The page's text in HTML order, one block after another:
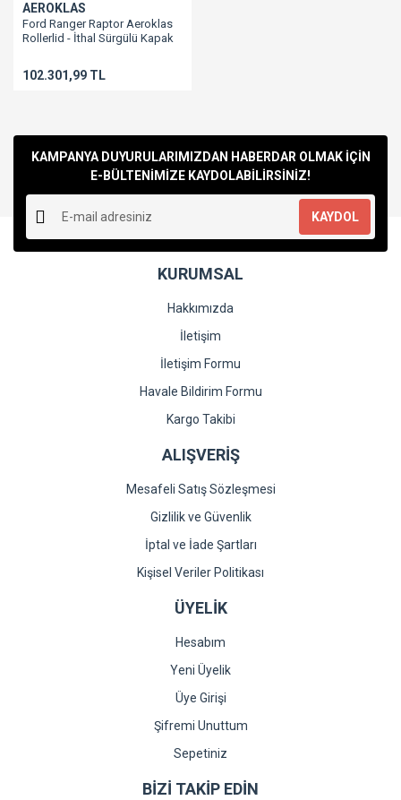
AEROKLAS
Ford Ranger Raptor Aeroklas
Rollerlid - İthal Sürgülü Kapak
102.301,99 TL
KAMPANYA DUYURULARIMIZDAN HABERDAR OLMAK İÇİN
E-BÜLTENİMİZE KAYDOLABİLİRSİNİZ!
KAYDOL
KURUMSAL
Hakkımızda
İletişim
İletişim Formu
Havale Bildirim Formu
Kargo Takibi
ALIŞVERİŞ
Mesafeli Satış Sözleşmesi
Gizlilik ve Güvenlik
İptal ve İade Şartları
Kişisel Veriler Politikası
ÜYELİK
Hesabım
Yeni Üyelik
Üye Girişi
Şifremi Unuttum
Sepetiniz
BİZİ TAKİP EDİN